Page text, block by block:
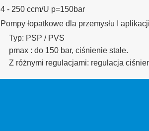
4 - 250 ccm/U p=150bar
Pompy łopatkowe dla przemysłu I
Typ: PSP / PVS
pmax : do 150 bar, ciśnienie stałe.
Z różnymi regulacjami: regulacja